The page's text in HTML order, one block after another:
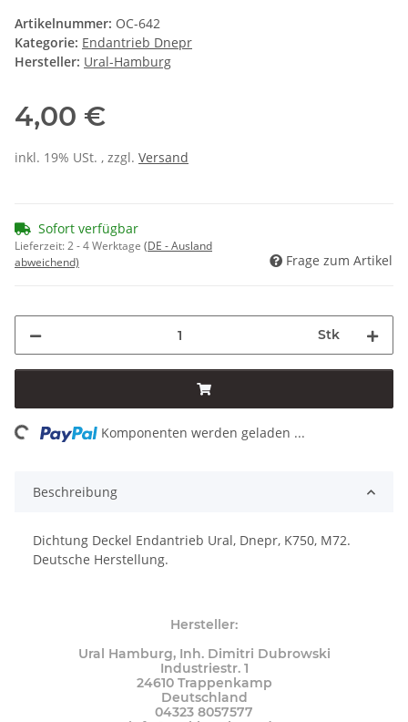
Artikelnummer: OC-642
Kategorie: Endantrieb Dnepr
Hersteller: Ural-Hamburg
4,00 €
inkl. 19% USt. , zzgl. Versand
Sofort verfügbar
Lieferzeit:2 - 4 Werktage (DE - Ausland
abweichend)
Frage zum Artikel
Stk
Komponenten werden geladen ...
Beschreibung
Dichtung Deckel Endantrieb Ural, Dnepr, K750, M72.
Deutsche Herstellung.
Hersteller:
Ural Hamburg, Inh. Dimitri Dubrowski
Industriestr. 1
24610 Trappenkamp
Deutschland
04323 8057577